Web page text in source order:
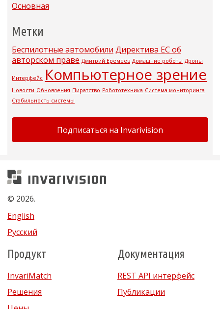
Основная
Метки
Беспилотные автомобили Директива ЕС об
авторском праве Дмитрий Еремеев Домашние роботы Дроны
Интерфейс Компьютерное зрение
Новости Обновления Пиратство Робототехника Система мониторинга
Стабильность системы
Подписаться на Invarivision
© 2026.
English
Русский
Продукт
InvariMatch
Решения
Документация
REST API интерфейс
Публикации